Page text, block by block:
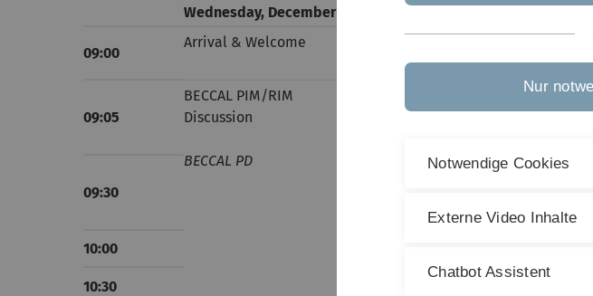
Wednesday, December 11
09:00
Arrival & Welcome
Wolfgang Schleich
09:05
BECCAL PIM/RIM
Discussion
BECCAL PD
CAL Presentation
Nathan Lundblad
09:30
10:00
10:30 CAL Atom
Nur
Notwendige Cookies
Externe Video Inhalte
Chatbot Assistent